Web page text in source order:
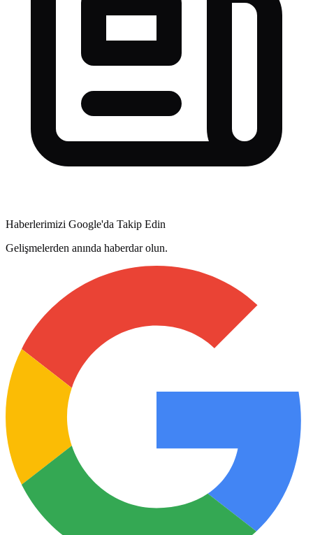
Haberlerimizi Google'da Takip Edin
Gelişmelerden anında haberdar olun.